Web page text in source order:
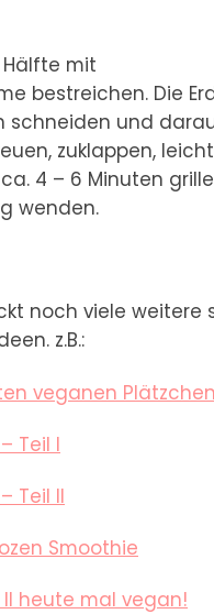
Hälfte mit
bestreichen. Die
schneiden und
zuklappen, leicht
4 – 6 Minuten
wenden.
noch viele weitere
z.B.:
veganen
Teil I
Teil II
Smoothie
heute mal vegan!